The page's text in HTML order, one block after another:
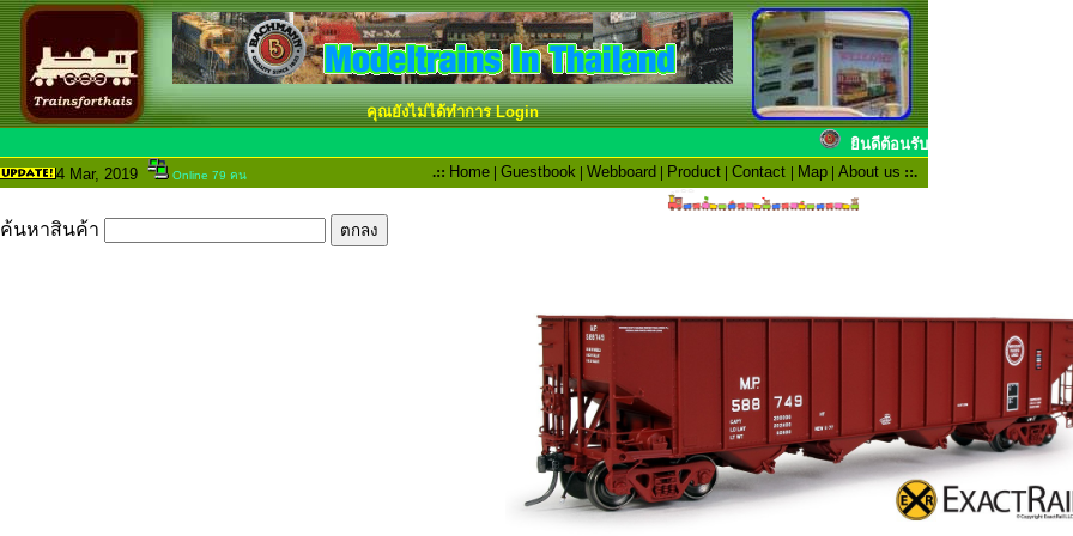
คุณยังไม่ได้ทำการ Login
ยินดีต้อนรับสมาชิก
4 Mar, 2019 Online 79 คน .:: Home | Guestbook | Webboard | Product | Contact | Map | About us ::.
ค้นหาสินค้า